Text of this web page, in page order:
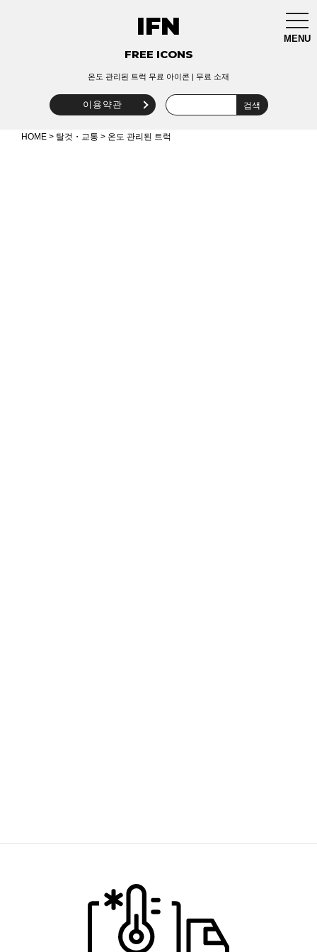
MENU
IFN
FREE ICONS
온도 관리된 트럭 무료 아이콘 | 무료 소재
이용약관
HOME > 탈것・교통 > 온도 관리된 트럭